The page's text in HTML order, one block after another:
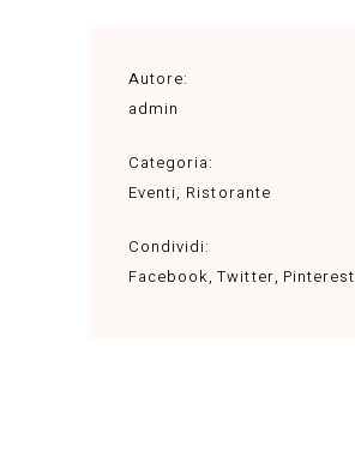
Autore:
admin
Categoria:
Eventi, Ristorante
Condividi:
Facebook Twitter Pinterest